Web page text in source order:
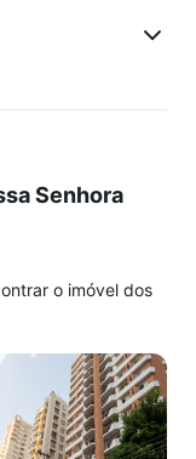
Senhora
o imóvel dos